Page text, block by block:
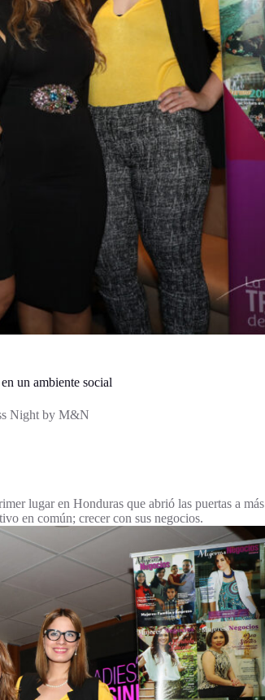
un ambiente social
Night by M&N
lugar en Honduras que abrió las puertas a más
en común; crecer con sus negocios.